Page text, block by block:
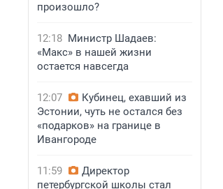
произошло?
12:18 Министр Шадаев:
«Макс» в нашей жизни
остается навсегда
12:07
Кубинец, ехавший из
Эстонии, чуть не остался без
«подарков» на границе в
Ивангороде
11:59
Директор
петербургской школы стал